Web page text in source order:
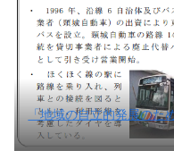
「地域の自立的発展の